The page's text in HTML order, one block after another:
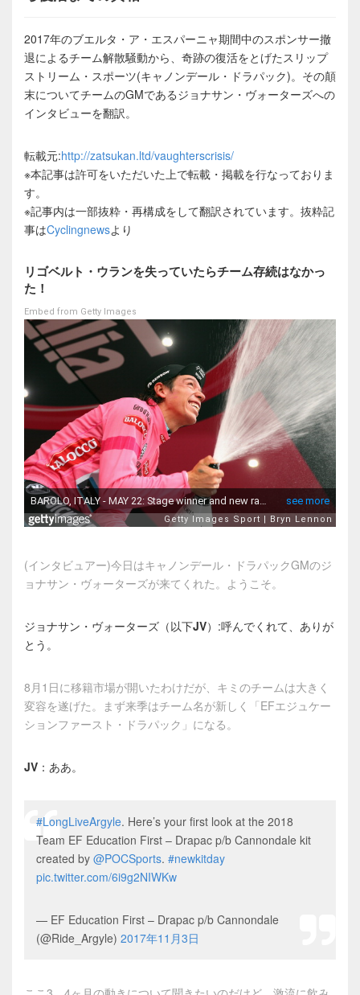
2017年のブエルタ・ア・エスパーニャ期間中のスポンサー撤
退によるチーム解散騒動から、奇跡の復活をとげたスリップ
ストリーム・スポーツ(キャノンデール・ドラパック)。その顛
末についてチームのGMであるジョナサン・ヴォーターズへの
インタビューを翻訳。
転載元:http://zatsukan.ltd/vaughterscrisis/
※本記事は許可をいただいた上で転載・掲載を行なっておりま
す。
※記事内は一部抜粋・再構成をして翻訳されています。抜粋記
事はCyclingnewsより
リゴベルト・ウランを失っていたらチーム存続はなかっ
た！
Embed from Getty Images
(インタビュアー)今日はキャノンデール・ドラパックGMのジ
ョナサン・ヴォーターズが来てくれた。ようこそ。
ジョナサン・ヴォーターズ（以下JV）:呼んでくれて、ありが
とう。
8月1日に移籍市場が開いたわけだが、キミのチームは大きく
変容を遂げた。まず来季はチーム名が新しく「EFエジュケー
ションファースト・ドラパック」になる。
JV ：ああ。
#LongLiveArgyle. Here’s your first look at the 2018
Team EF Education First – Drapac p/b Cannondale kit
created by @POCSports. #newkitday
pic.twitter.com/6i9g2NIWKw
— EF Education First – Drapac p/b Cannondale
(@Ride_Argyle) 2017年11月3日